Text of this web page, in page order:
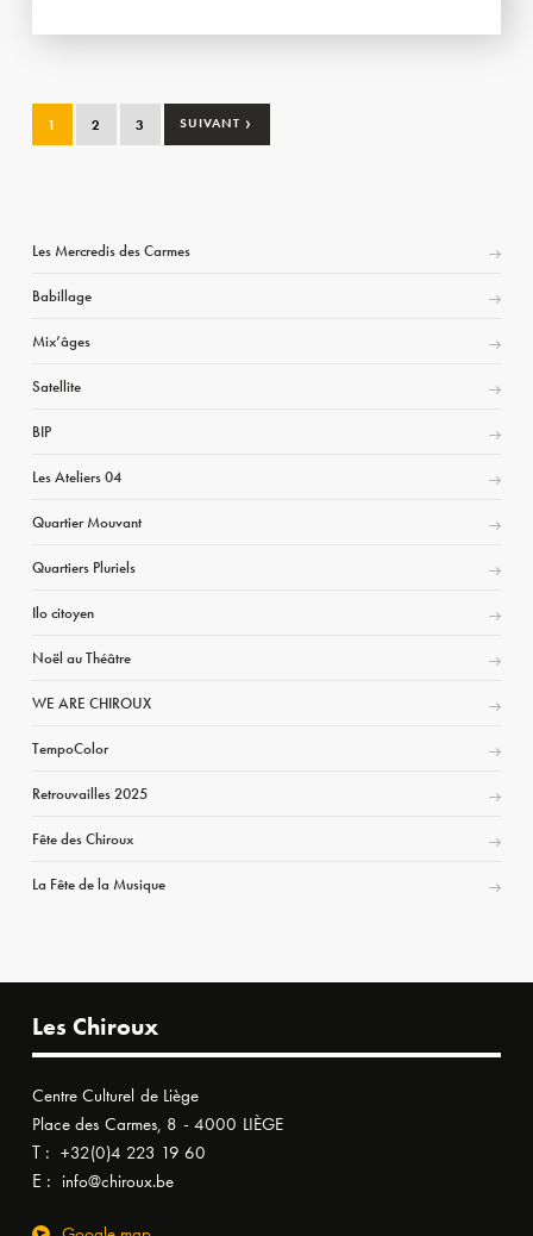
1 2 3 SUIVANT ›
Les Mercredis des Carmes
Babillage
Mix’âges
Satellite
BIP
Les Ateliers 04
Quartier Mouvant
Quartiers Pluriels
Ilo citoyen
Noël au Théâtre
WE ARE CHIROUX
TempoColor
Retrouvailles 2025
Fête des Chiroux
La Fête de la Musique
Les Chiroux
Centre Culturel de Liège
Place des Carmes, 8 - 4000 LIÈGE
T : +32(0)4 223 19 60
E : info@chiroux.be